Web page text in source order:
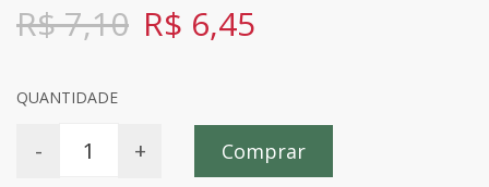
R$ 7,10 R$ 6,45
QUANTIDADE
- + Comprar